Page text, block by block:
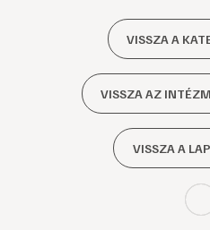
VISSZA A
VISSZA AZ
VISSZA A